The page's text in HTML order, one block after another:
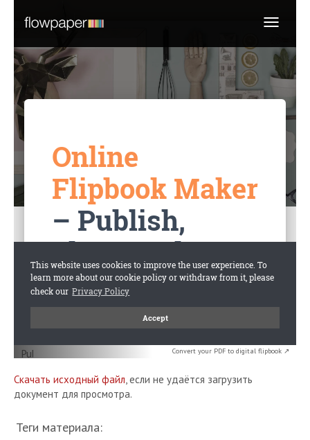
Convert your PDF to digital flipbook ↗
Скачать исходный файл, если не удаётся загрузить
документ для просмотра.
Теги материала: